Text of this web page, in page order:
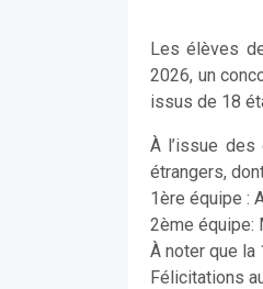
Les élèves
2026, un
issus de 18
À l’issue
étrangers,
1ère équipe :
2ème équipe:
À noter que la
Félicitations